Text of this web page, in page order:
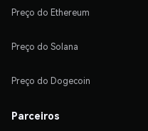
Preço do Ethereum
Preço do Solana
Preço do Dogecoin
Parceiros